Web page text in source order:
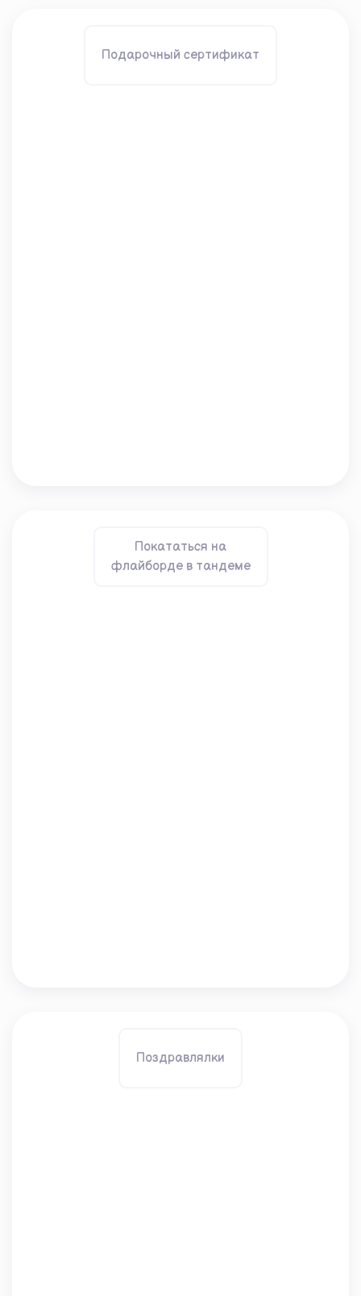
Подарочный сертификат
Покататься на
флайборде в тандеме
Поздравлялки